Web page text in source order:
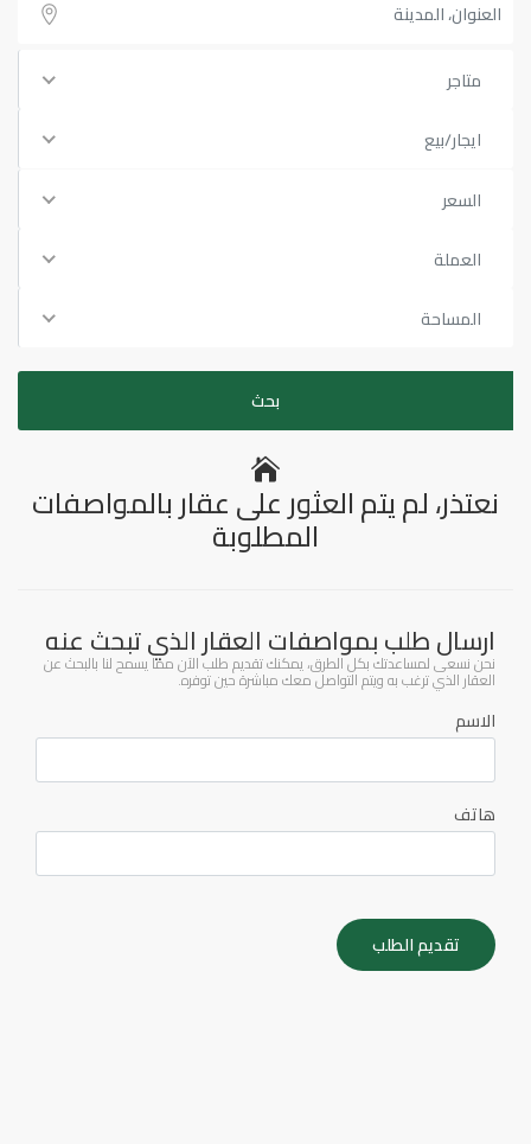
متاجر
ايجار/بيع
السعر
العملة
المساحة
نعتذر، لم يتم العثور على عقار بالمواصفات
المطلوبة
ارسال طلب بمواصفات العقار الذي تبحث عنه
نحن نسعى لمساعدتك بكل الطرق، يمكنك تقديم طلب الآن مما يسمح لنا بالبحث عن
العقار الذي ترغب به ويتم التواصل معك مباشرة حين توفره.
الاسم
هاتف
تقديم الطلب